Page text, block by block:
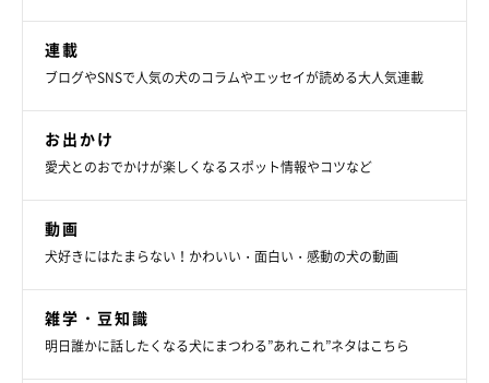
連載
ブログやSNSで人気の犬のコラムやエッセイが読める大人気連載
お出かけ
愛犬とのおでかけが楽しくなるスポット情報やコツなど
動画
犬好きにはたまらない！かわいい・面白い・感動の犬の動画
雑学・豆知識
明日誰かに話したくなる犬にまつわる”あれこれ”ネタはこちら